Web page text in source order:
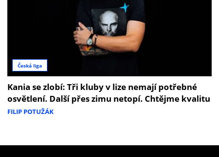
Česká liga
Kania se zlobí: Tři kluby v lize nemají potřebné
osvětlení. Další přes zimu netopí. Chtějme kvalitu
FILIP POTUŽÁK